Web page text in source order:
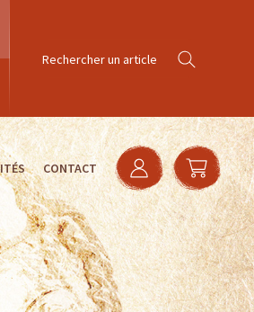
CONTACT